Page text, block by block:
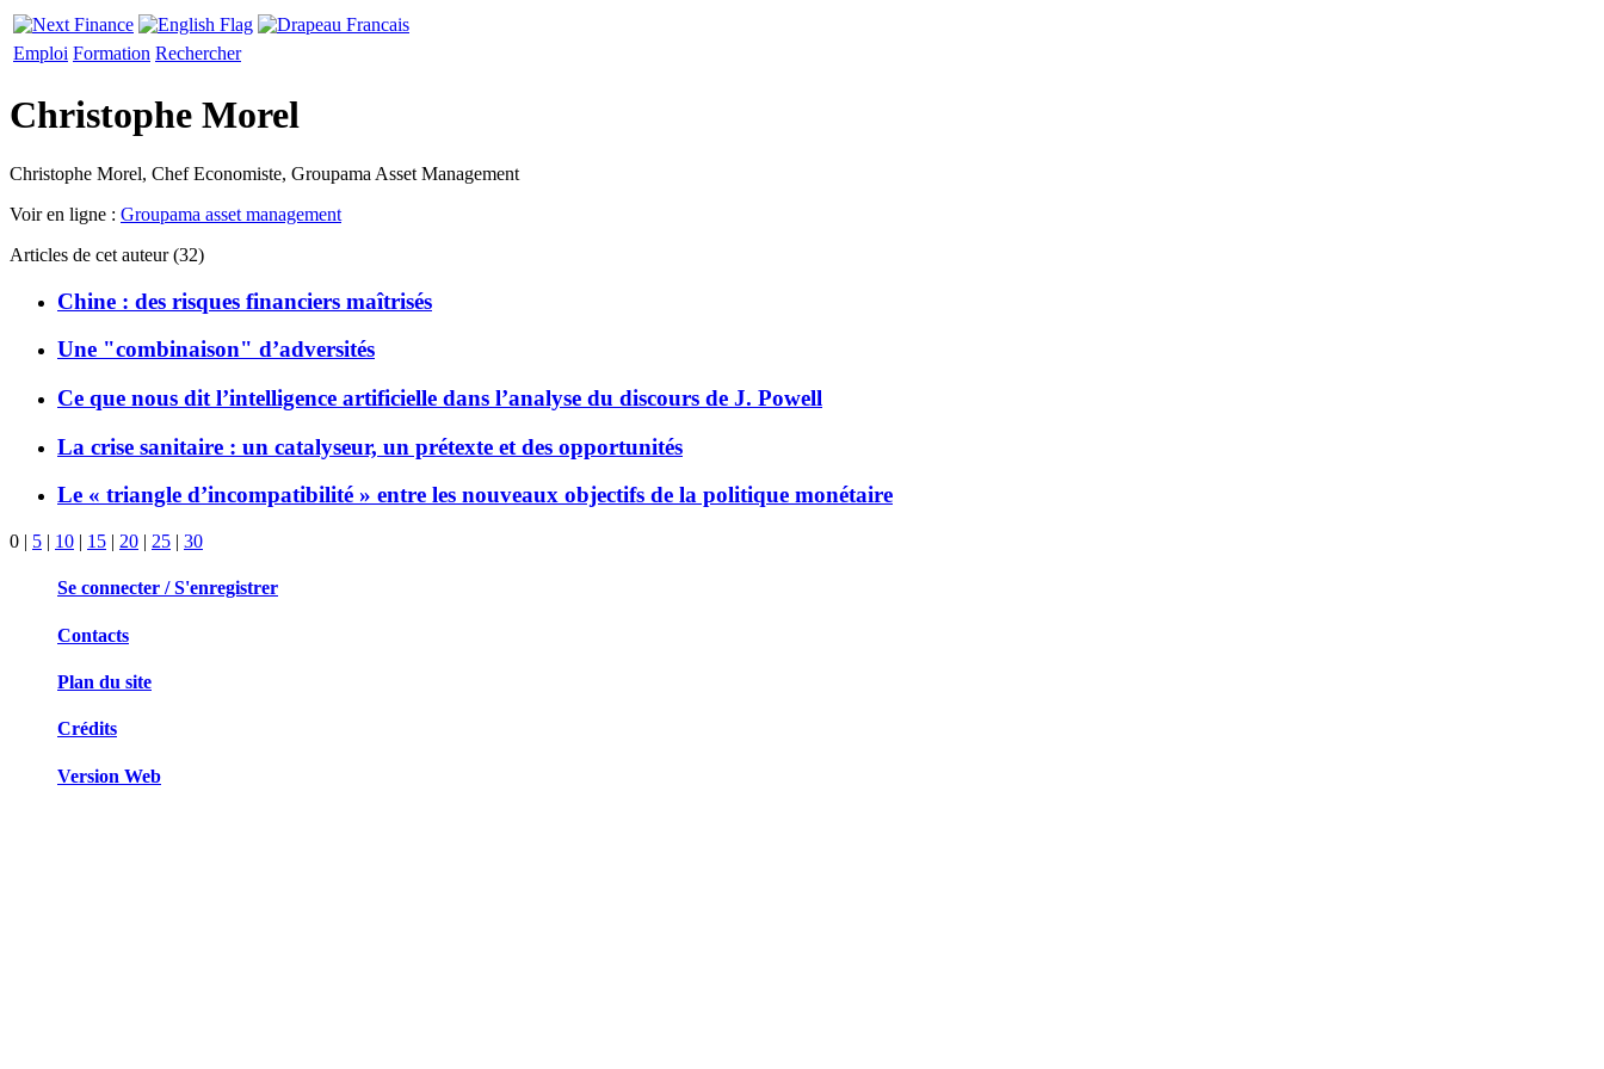
Emploi Formation Rechercher
Christophe Morel
Christophe Morel, Chef Economiste, Groupama Asset Management
Voir en ligne : Groupama asset management
Articles de cet auteur (32)
Chine : des risques financiers maîtrisés
Une "combinaison" d’adversités
Ce que nous dit l’intelligence artificielle dans l’analyse du discours de J. Powell
La crise sanitaire : un catalyseur, un prétexte et des opportunités
Le « triangle d’incompatibilité » entre les nouveaux objectifs de la politique monétaire
0 | 5 | 10 | 15 | 20 | 25 | 30
Se connecter / S'enregistrer
Contacts
Plan du site
Crédits
Version Web